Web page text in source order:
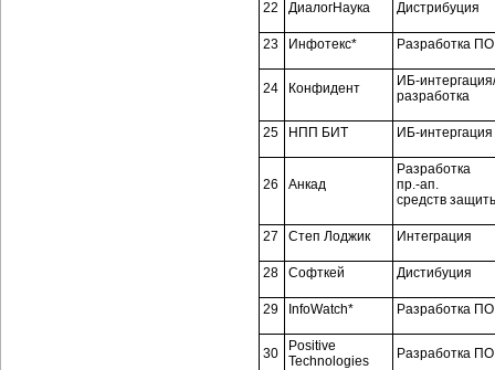
22 ДиалогНаука Дистрибуция
23 Инфотекс* Разработка ПО
24 Конфидент
ИБ-интергация/
разработка
25 НПП БИТ ИБ-интергация
26 Анкад
Разработка
пр.-ап.
средств
27 Степ Лоджик Интеграция
28 Софткей Дистибуция
29 InfoWatch* Разработка ПО
30
Positive
Technologies
Разработка ПО